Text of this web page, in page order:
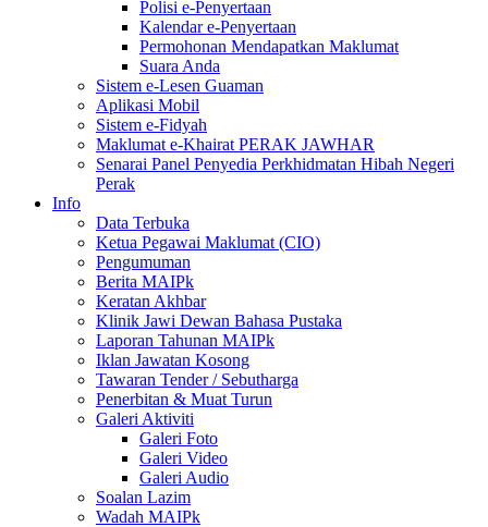
Polisi e-Penyertaan
Kalendar e-Penyertaan
Permohonan Mendapatkan Maklumat
Suara Anda
Sistem e-Lesen Guaman
Aplikasi Mobil
Sistem e-Fidyah
Maklumat e-Khairat PERAK JAWHAR
Senarai Panel Penyedia Perkhidmatan Hibah Negeri
Perak
Info
Data Terbuka
Ketua Pegawai Maklumat (CIO)
Pengumuman
Berita MAIPk
Keratan Akhbar
Klinik Jawi Dewan Bahasa Pustaka
Laporan Tahunan MAIPk
Iklan Jawatan Kosong
Tawaran Tender / Sebutharga
Penerbitan & Muat Turun
Galeri Aktiviti
Galeri Foto
Galeri Video
Galeri Audio
Soalan Lazim
Wadah MAIPk